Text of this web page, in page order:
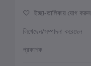
ইচ্ছা-তালিকায় যোগ করুন
লিখেছেন/সম্পাদনা করেছেন
প্রকাশক